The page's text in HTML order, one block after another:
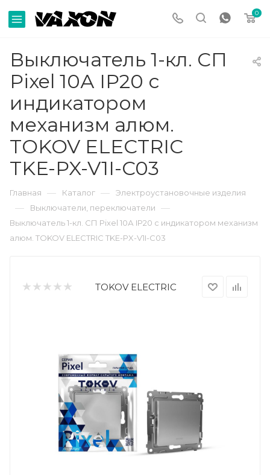
0
Выключатель 1-кл. СП
Pixel 10А IP20 с
индикатором
механизм алюм.
TOKOV ELECTRIC
TKE-PX-V1I-C03
Главная — Каталог — Электроустановочные изделия
— Выключатели, переключатели —
Выключатель 1-кл. СП Pixel 10А IP20 с индикатором механизм
алюм. TOKOV ELECTRIC TKE-PX-V1I-C03
TOKOV ELECTRIC